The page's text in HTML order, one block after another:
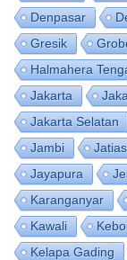
Denpasar
Gresik
Halmahera
Jakarta
Jakarta Selatan
Jambi
Jayapura
Karanganyar
Kawali
Kelapa Gading